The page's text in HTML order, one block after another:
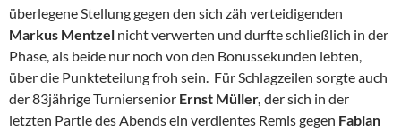
überlegene Stellung gegen den sich zäh verteidigenden
Markus Mentzel nicht verwerten und durfte schließlich in der
Phase, als beide nur noch von den Bonussekunden lebten,
über die Punkteteilung froh sein. Für Schlagzeilen sorgte auch
der 83jährige Turniersenior Ernst Müller, der sich in der
letzten Partie des Abends ein verdientes Remis gegen Fabian